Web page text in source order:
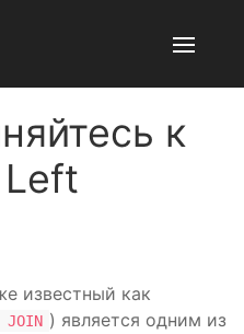
к
известный как
JOIN ) является одним из